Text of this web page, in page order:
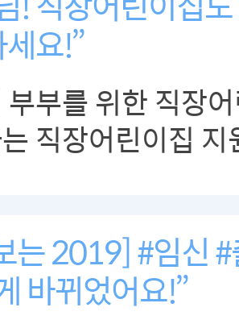
요!”
부부를 위한 직장
직장어린이집 지
는 2019] #임신
바뀌었어요!”